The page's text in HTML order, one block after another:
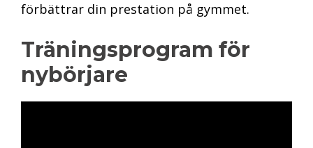
förbättrar din prestation på gymmet.
Träningsprogram för
nybörjare